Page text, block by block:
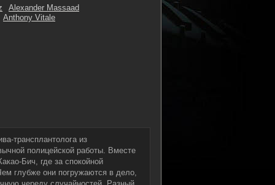
Alexander Massaad
Anthony Vitale
трансплантолога из
полицейской работы. Вместе
Бич, где за спокойной
глубже они погружаются в дело,